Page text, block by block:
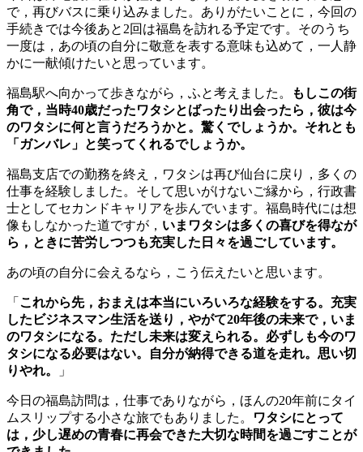
で，再びバスに乗り込みました。ありがたいことに，今回の
手続きでは今後あと2回は福島を訪れる予定です。そのうち
一度は，あの頃の自分に敬意を表する意味も込めて，一人静
かに一献傾けたいと思っています。
福島駅へ向かって歩きながら，ふと考えました。
もしこの街
角で，当時40歳だったワタシとばったり出会ったら，彼は今
のワタシに何と言うだろうかと。驚くでしょうか。それとも
「ガンバレ」と笑ってくれるでしょうか。
福島支店での勤務を終え，ワタシは再び仙台に戻り，多くの
仕事を経験しました。そして思いがけないご縁から，行政書
士としてセカンドキャリアを歩んでいます。福島時代には想
像もしなかった道ですが， いまワタシは多くの喜びを得なが
ら，ときに苦労しつつも充実した日々を過ごしています。
あの頃の自分に会えるなら，こう伝えたいと思います。
「 これから先，おまえは本当にいろいろな経験をする。充実
したビジネスマン生活を送り，やがて20年後の未来で，いま
のワタシになる。ただし未来は変えられる。必ずしも今のワ
タシになる必要はない。自分が納得できる道を走れ。思い切
りやれ。
」
今日の福島訪問は，仕事でありながら，ほんの20年前にタイ
ムスリップする小さな旅でもありました。
ワタシにとって
は，少し遅めの青春に再会できた大切な時間を過ごすことが